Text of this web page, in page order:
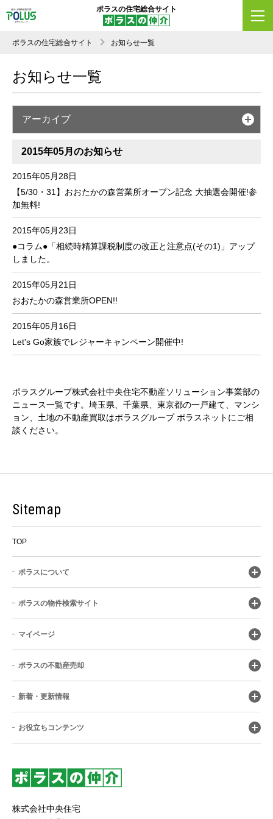
ポラスの住宅総合サイト
ポラスの住宅総合サイト お知らせ一覧
お知らせ一覧
アーカイブ
2015年05月のお知らせ
2015年05月28日
【5/30・31】おおたかの森営業所オープン記念 大抽選会開催!参
加無料!
2015年05月23日
●コラム●「相続時精算課税制度の改正と注意点(その1)」アップ
しました。
2015年05月21日
おおたかの森営業所OPEN!!
2015年05月16日
Let's Go家族でレジャーキャンペーン開催中!
ポラスグループ株式会社中央住宅不動産ソリューション事業部の
ニュース一覧です。埼玉県、千葉県、東京都の一戸建て、マンシ
ョン、土地の不動産買取はポラスグループ ポラスネットにご相
談ください。
Sitemap
TOP
ポラスについて
ポラスの物件検索サイト
マイページ
ポラスの不動産売却
新着・更新情報
お役立ちコンテンツ
株式会社中央住宅